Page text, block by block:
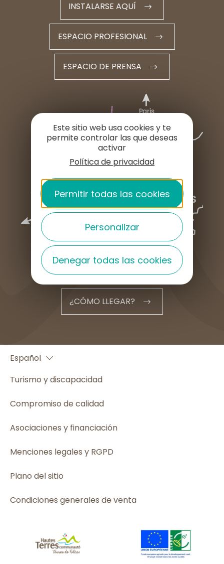
INSTALARSE AQUÍ
ESPACIO PROFESIONAL
ESPACIO DE PRENSA
¿CÓMO LLEGAR?
Español
English
Turismo y discapacidad
Compromiso de calidad
Asociaciones y financiación
Menciones legales y RGPD
Plano del sitio
Condiciones generales de venta
Este sitio web usa cookies y te
permite controlar las que deseas
activar
Política de privacidad
Permitir todas las cookies
Personalizar
Denegar todas las cookies